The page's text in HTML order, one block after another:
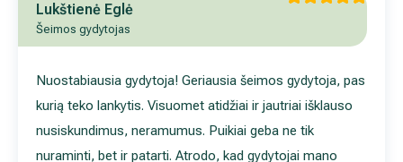
Lukštienė Eglė
Šeimos gydytojas
Nuostabiausia gydytoja! Geriausia šeimos gydytoja, pas
kurią teko lankytis. Visuomet atidžiai ir jautriai išklauso
nusiskundimus, neramumus. Puikiai geba ne tik
nuraminti, bet ir patarti. Atrodo, kad gydytojai mano